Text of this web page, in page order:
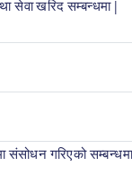
खरिद सम्बन्धमा |
संसोधन गरिएको सम्बन्धमा